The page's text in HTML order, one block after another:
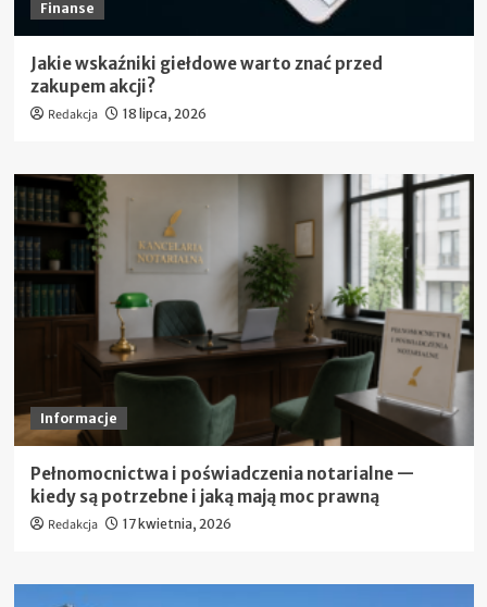
Finanse
Jakie wskaźniki giełdowe warto znać przed
zakupem akcji?
Redakcja 18 lipca, 2026
Informacje
Pełnomocnictwa i poświadczenia notarialne —
kiedy są potrzebne i jaką mają moc prawną
Redakcja 17 kwietnia, 2026